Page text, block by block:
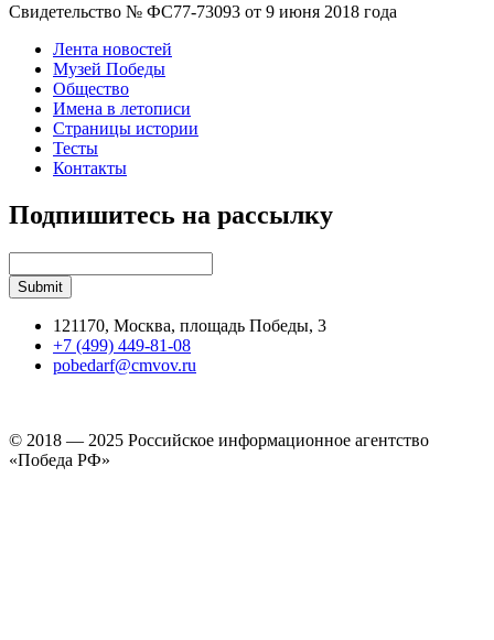
Свидетельство № ФС77-73093 от 9 июня 2018 года
Лента новостей
Музей Победы
Общество
Имена в летописи
Страницы истории
Тесты
Контакты
Подпишитесь на рассылку
121170, Москва, площадь Победы, 3
+7 (499) 449-81-08
pobedarf@cmvov.ru
© 2018 — 2025 Российское информационное агентство
«Победа РФ»